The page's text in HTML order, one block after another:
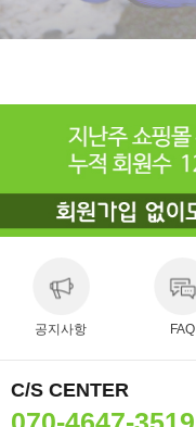
공지사항 FAQ
C/S CENTER